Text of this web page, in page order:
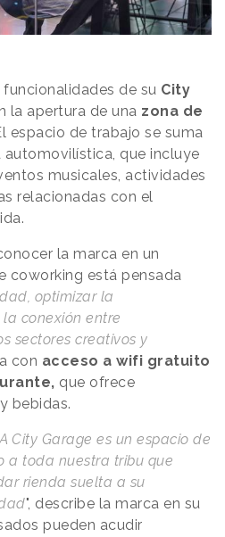
de su City
la apertura de una zona de
espacio de trabajo se suma
automovilística, que incluye
musicales, actividades
relacionadas con el
la marca en un
coworking está pensada
optimizar la
conexión entre
sectores creativos y
con acceso a wifi gratuito
que ofrece
bebidas.
City Garage es un espacio de
a toda nuestra tribu que
rienda suelta a su
", describe la marca en su
pueden acudir